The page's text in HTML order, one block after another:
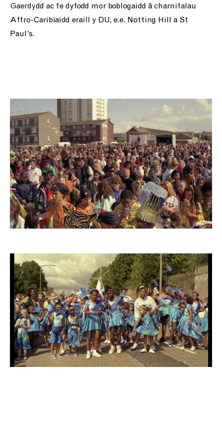
Gaerdydd ac fe dyfodd mor boblogaidd â charnifalau
Affro-Caribïaidd eraill y DU, e.e. Notting Hill a St
Paul’s.